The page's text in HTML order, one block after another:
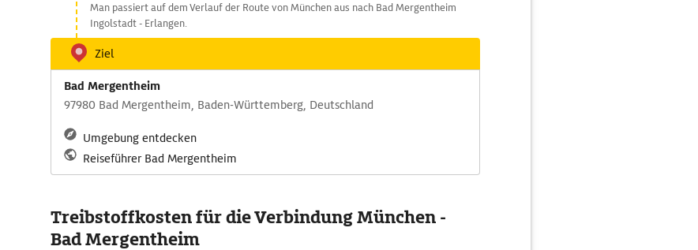
Man passiert auf dem Verlauf der Route von München aus nach Bad Mergentheim
Ingolstadt - Erlangen.
Ziel
Bad Mergentheim
97980 Bad Mergentheim, Baden-Württemberg, Deutschland
Umgebung entdecken
Reiseführer Bad Mergentheim
Treibstoffkosten für die Verbindung München -
Bad Mergentheim